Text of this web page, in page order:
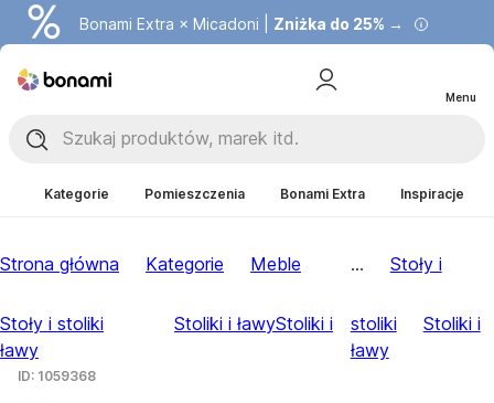
Bonami Extra × Micadoni | Zniżka do 25% →
Menu
Kategorie Pomieszczenia Bonami Extra Inspiracje
Strona główna Kategorie Meble
Stoły i stoliki Stoliki i ławyStoliki i
ławy
... Stoły i
stoliki
Stoliki i
ławy
ID: 1059368